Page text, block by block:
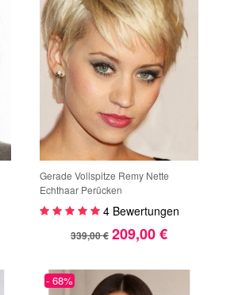
Gerade Vollspitze Remy Nette
Echthaar Perücken
4 Bewertungen
339,00 € 209,00 €
- 68%